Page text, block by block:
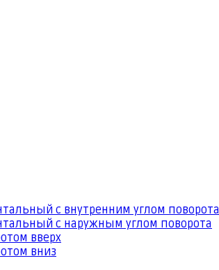
с внутренним углом поворота
с наружным углом поворота
вверх
вниз